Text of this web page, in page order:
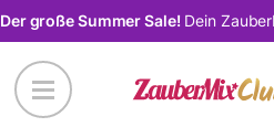
Direkt
zum
Inhalt
Der große Summer Sale! Dein